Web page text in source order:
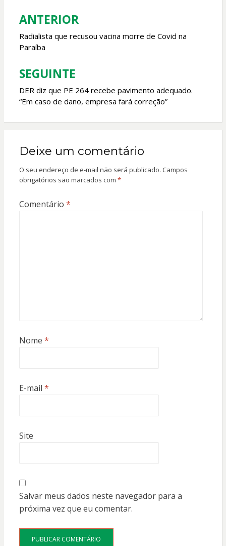
Navegação
de
Post
ANTERIOR
Radialista que recusou vacina morre de Covid na
Paraíba
SEGUINTE
DER diz que PE 264 recebe pavimento adequado.
“Em caso de dano, empresa fará correção”
Deixe um comentário
O seu endereço de e-mail não será publicado. Campos
obrigatórios são marcados com *
Comentário *
Nome *
E-mail *
Site
Salvar meus dados neste navegador para a
próxima vez que eu comentar.